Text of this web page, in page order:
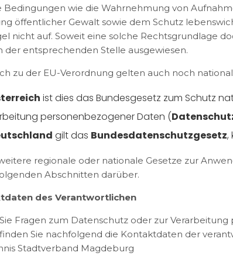
Bedingungen wie die Wahrnehmung von
öffentlicher Gewalt sowie dem Schutz
nicht auf. Soweit eine solche Rechtsgrundlage
der entsprechenden Stelle ausgewiesen.
zu der EU-Verordnung gelten auch noch
ist dies das Bundesgesetz zum Schutz
personenbezogener Daten (
gilt das Bundesdatenschutzgesetz,
regionale oder nationale Gesetze zur
Abschnitten darüber.
des Verantwortlichen
Fragen zum Datenschutz oder zur
Sie nachfolgend die Kontaktdaten der
Stadtverband Magdeburg